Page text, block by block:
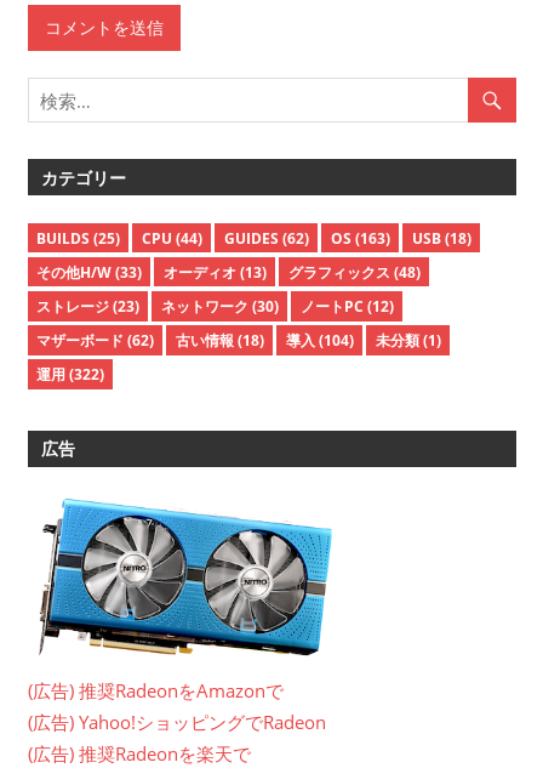
カテゴリー
BUILDS (25) CPU (44) GUIDES (62) OS (163) USB(18)
その他H/W(33) オーディオ (13) グラフィックス (48)
ストレージ(23) ネットワーク (30) ノートPC (12)
マザーボード (62) 古い情報 (18) 導入 (104) 未分類(1)
運用(322)
広告
(広告) 推奨RadeonをAmazonで
(広告) Yahoo!ショッピングでRadeon
(広告) 推奨Radeonを楽天で